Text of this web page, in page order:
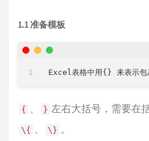
1.1 准备模板
{ 、 } 左右大括号，需要在
\{ 、 \} 。